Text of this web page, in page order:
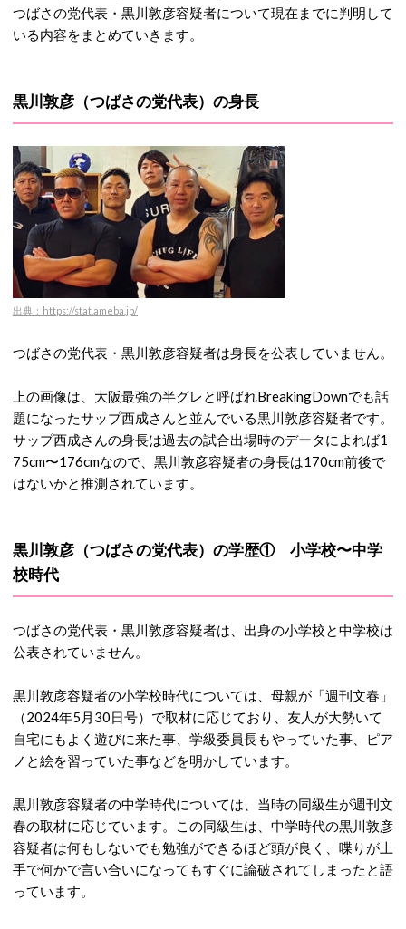
つばさの党代表・黒川敦彦容疑者について現在までに判明して
いる内容をまとめていきます。
黒川敦彦（つばさの党代表）の身長
出典：https://stat.ameba.jp/
つばさの党代表・黒川敦彦容疑者は身長を公表していません。
上の画像は、大阪最強の半グレと呼ばれBreakingDownでも話
題になったサップ西成さんと並んでいる黒川敦彦容疑者です。
サップ西成さんの身長は過去の試合出場時のデータによれば1
75cm〜176cmなので、黒川敦彦容疑者の身長は170cm前後で
はないかと推測されています。
黒川敦彦（つばさの党代表）の学歴① 小学校〜中学
校時代
つばさの党代表・黒川敦彦容疑者は、出身の小学校と中学校は
公表されていません。
黒川敦彦容疑者の小学校時代については、母親が「週刊文春」
（2024年5月30日号）で取材に応じており、友人が大勢いて
自宅にもよく遊びに来た事、学級委員長もやっていた事、ピア
ノと絵を習っていた事などを明かしています。
黒川敦彦容疑者の中学時代については、当時の同級生が週刊文
春の取材に応じています。この同級生は、中学時代の黒川敦彦
容疑者は何もしないでも勉強ができるほど頭が良く、喋りが上
手で何かで言い合いになってもすぐに論破されてしまったと語
っています。